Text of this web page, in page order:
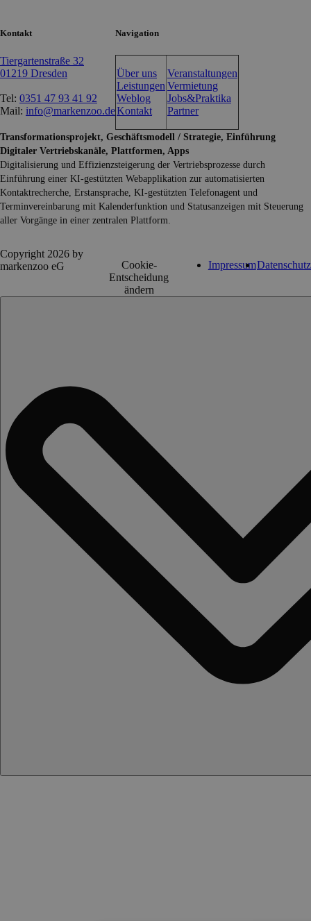
Kontakt
Tiergartenstraße 32
01219 Dresden
Tel: 0351 47 93 41 92
Mail: info@markenzoo.de
Navigation
Über uns
Leistungen
Weblog
Kontakt
Veranstaltungen
Vermietung
Jobs&Praktika
Partner
Transformationsprojekt, Geschäftsmodell / Strategie, Einführung
Digitaler Vertriebskanäle, Plattformen, Apps
Digitalisierung und Effizienzsteigerung der Vertriebsprozesse durch
Einführung einer KI-gestützten Webapplikation zur automatisierten
Kontaktrecherche, Erstansprache, KI-gestützten Telefonagent und
Terminvereinbarung mit Kalenderfunktion und Statusanzeigen mit Steuerung
aller Vorgänge in einer zentralen Plattform.
Copyright 2026 by
markenzoo eG
Cookie-
Entscheidung
ändern
ImpressumDatenschutz